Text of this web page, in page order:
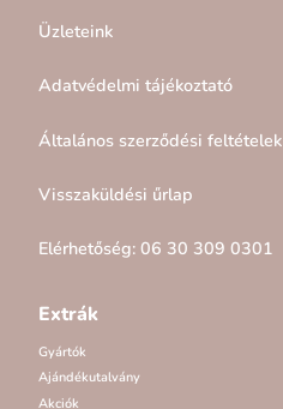
Üzleteink
Adatvédelmi tájékoztató
Általános szerződési feltételek
Visszaküldési űrlap
Elérhetőség: 06 30 309 0301
Extrák
Gyártók
Ajándékutalvány
Akciók